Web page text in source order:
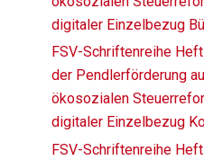
digitaler Einzelbezug
FSV-Schriftenreihe
der Pendlerförderung
ökosozialen
digitaler Einzelbezug
FSV-Schriftenreihe